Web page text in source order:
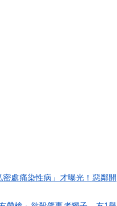
處痛染性病」才曝光！惡鄰開